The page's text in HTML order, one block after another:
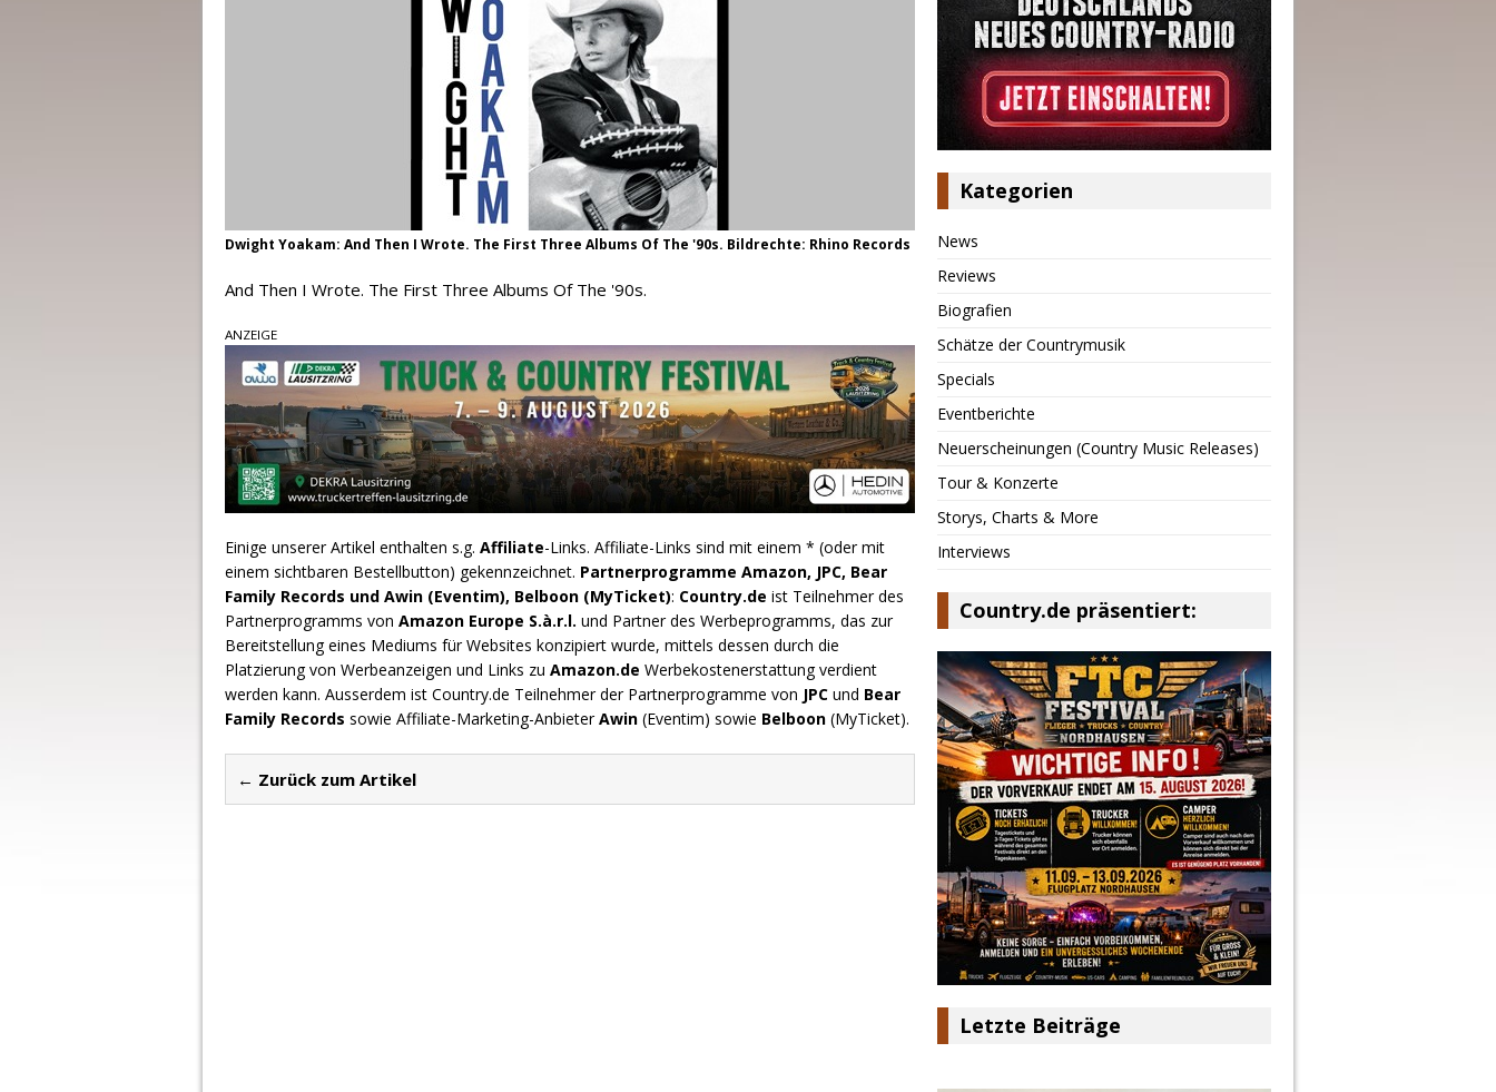
Dwight Yoakam: And Then I Wrote. The First Three Albums Of The '90s. Bildrechte: Rhino Records
And Then I Wrote. The First Three Albums Of The '90s.
ANZEIGE
Einige unserer Artikel enthalten s.g. Affiliate-Links. Affiliate-Links sind mit einem * (oder mit
einem sichtbaren Bestellbutton) gekennzeichnet. Partnerprogramme Amazon, JPC, Bear
Family Records und Awin (Eventim), Belboon (MyTicket): Country.de ist Teilnehmer des
Partnerprogramms von Amazon Europe S.à.r.l. und Partner des Werbeprogramms, das zur
Bereitstellung eines Mediums für Websites konzipiert wurde, mittels dessen durch die
Platzierung von Werbeanzeigen und Links zu Amazon.de Werbekostenerstattung verdient
werden kann. Ausserdem ist Country.de Teilnehmer der Partnerprogramme von JPC und Bear
Family Records sowie Affiliate-Marketing-AnbieterAwin (Eventim) sowie Belboon (MyTicket).
← Zurück zum Artikel
Kategorien
News
Reviews
Biografien
Schätze der Countrymusik
Specials
Eventberichte
Neuerscheinungen (Country Music Releases)
Tour & Konzerte
Storys, Charts & More
Interviews
Country.de präsentiert:
Letzte Beiträge